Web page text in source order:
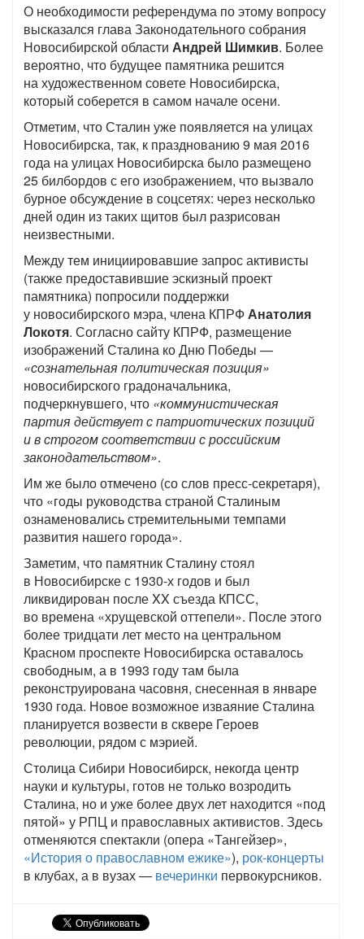
О необходимости референдума по этому вопросу
высказался глава Законодательного собрания
Новосибирской области Андрей Шимкив. Более
вероятно, что будущее памятника решится
на художественном совете Новосибирска,
который соберется в самом начале осени.
Отметим, что Сталин уже появляется на улицах
Новосибирска, так, к празднованию 9 мая 2016
года на улицах Новосибирска было размещено
25 билбордов с его изображением, что вызвало
бурное обсуждение в соцсетях: через несколько
дней один из таких щитов был разрисован
неизвестными.
Между тем инициировавшие запрос активисты
(также предоставившие эскизный проект
памятника) попросили поддержки
у новосибирского мэра, члена КПРФАнатолия
Локотя. Согласно сайту КПРФ, размещение
изображений Сталина ко Дню Победы —
«сознательная политическая позиция»
новосибирского градоначальника,
подчеркнувшего, что «коммунистическая
партия действует с патриотических позиций
и в строгом соответствии с российским
законодательством».
Им же было отмечено (со слов пресс-секретаря),
что «годы руководства страной Сталиным
ознаменовались стремительными темпами
развития нашего города».
Заметим, что памятник Сталину стоял
в Новосибирске с 1930-х годов и был
ликвидирован после XX съезда КПСС,
во времена «хрущевской оттепели». После этого
более тридцати лет место на центральном
Красном проспекте Новосибирска оставалось
свободным, а в 1993 году там была
реконструирована часовня, снесенная в январе
1930 года. Новое возможное изваяние Сталина
планируется возвести в сквере Героев
революции, рядом с мэрией.
Столица Сибири Новосибирск, некогда центр
науки и культуры, готов не только возродить
Сталина, но и уже более двух лет находится «под
пятой» у РПЦ и православных активистов. Здесь
отменяются спектакли (опера «Тангейзер»,
«История о православном ежике»), рок-концерты
в клубах, а в вузах — вечеринки первокурсников.